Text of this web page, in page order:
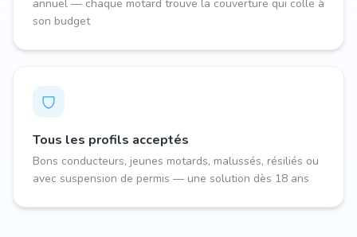
annuel — chaque motard trouve la couverture qui colle à
son budget
Tous les profils acceptés
Bons conducteurs, jeunes motards, malussés, résiliés ou
avec suspension de permis — une solution dès 18 ans